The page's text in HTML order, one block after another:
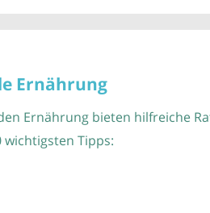
Ernährung
Ernährung bieten hilfreiche
Tipps: